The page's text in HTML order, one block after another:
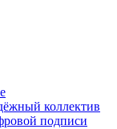
коллектив
подписи